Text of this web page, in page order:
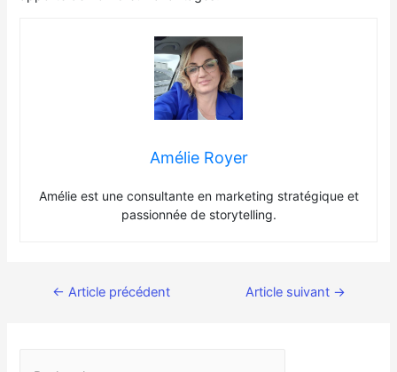
Amélie Royer
Amélie est une consultante en marketing stratégique et
passionnée de storytelling.
← Article précédent Article suivant →